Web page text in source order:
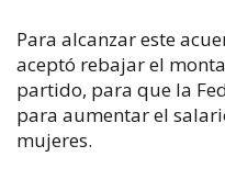
Para alcanzar este
aceptó rebajar el
partido, para que la
para aumentar el
mujeres.